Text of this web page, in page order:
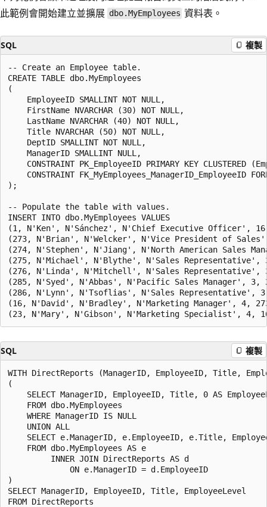
此範例會開始建立並擴展 dbo.MyEmployees 資料表。
SQL 複製
-- Create an Employee table.
CREATE TABLE dbo.MyEmployees
(
    EmployeeID SMALLINT NOT NULL,
    FirstName NVARCHAR (30) NOT NULL,
    LastName NVARCHAR (40) NOT NULL,
    Title NVARCHAR (50) NOT NULL,
    DeptID SMALLINT NOT NULL,
    ManagerID SMALLINT NULL,
CONSTRAINT PK_EmployeeID PRIMARY KEY CLUSTERED
CONSTRAINT FK_MyEmployees_ManagerID_EmployeeID
);
-- Populate the table with values.
INSERT INTO dbo.MyEmployees VALUES
(1, N'Ken', N'Sánchez', N'Chief Executive Officer',
(273, N'Brian', N'Welcker', N'Vice President of
(274, N'Stephen', N'Jiang', N'North American Sales
(275, N'Michael', N'Blythe', N'Sales Representative',
(276, N'Linda', N'Mitchell', N'Sales Representative',
(285, N'Syed', N'Abbas', N'Pacific Sales Manager', 3,
(286, N'Lynn', N'Tsoflias', N'Sales Representative',
(16, N'David', N'Bradley', N'Marketing Manager', 4,
SQL 複製
WITH DirectReports (ManagerID, EmployeeID, Title,
(
SELECT ManagerID, EmployeeID, Title, 0 AS
    FROM dbo.MyEmployees
    WHERE ManagerID IS NULL
    UNION ALL
SELECT e.ManagerID, e.EmployeeID, e.Title,
    FROM dbo.MyEmployees AS e
         INNER JOIN DirectReports AS d
             ON e.ManagerID = d.EmployeeID
)
SELECT ManagerID, EmployeeID, Title, EmployeeLevel
FROM DirectReports